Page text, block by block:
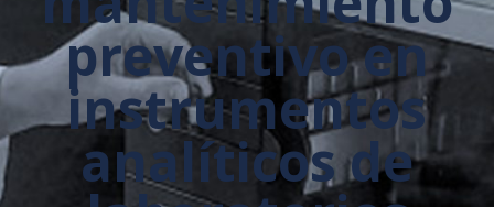
preventivo en
instrumentos
analíticos de